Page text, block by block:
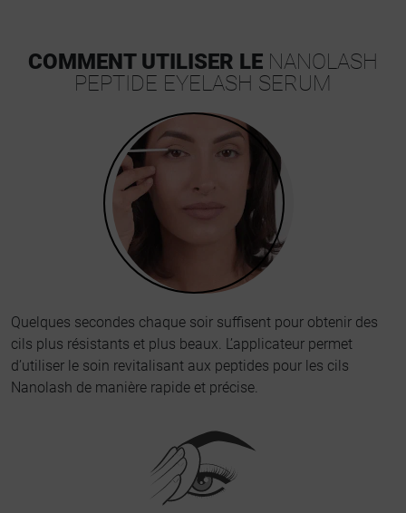
COMMENT UTILISER LE NANOLASH
PEPTIDE EYELASH SERUM
Quelques secondes chaque soir suffisent pour obtenir des
cils plus résistants et plus beaux. L’applicateur permet
d’utiliser le soin revitalisant aux peptides pour les cils
Nanolash de manière rapide et précise.